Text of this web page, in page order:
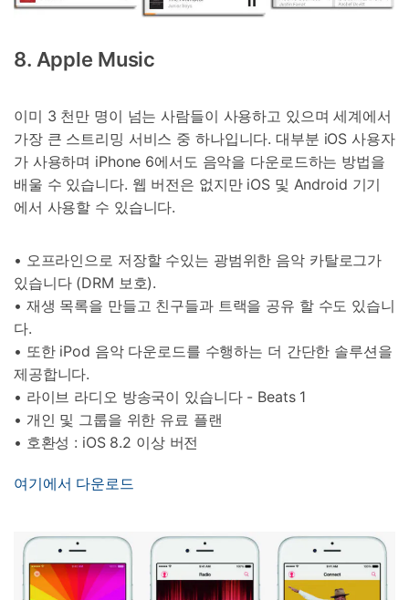
8. Apple Music
이미 3 천만 명이 넘는 사람들이 사용하고 있으며 세계에서
가장 큰 스트리밍 서비스 중 하나입니다. 대부분 iOS 사용자
가 사용하며 iPhone 6에서도 음악을 다운로드하는 방법을
배울 수 있습니다. 웹 버전은 없지만 iOS 및 Android 기기
에서 사용할 수 있습니다.
• 오프라인으로 저장할 수있는 광범위한 음악 카탈로그가
있습니다 (DRM 보호).
• 재생 목록을 만들고 친구들과 트랙을 공유 할 수도 있습니
다.
• 또한 iPod 음악 다운로드를 수행하는 더 간단한 솔루션을
제공합니다.
• 라이브 라디오 방송국이 있습니다 - Beats 1
• 개인 및 그룹을 위한 유료 플랜
• 호환성 : iOS 8.2 이상 버전
여기에서 다운로드
50M+ 사용자, 17년 이상 신뢰
인공 지능,초보자도 손쉽게 사용 가능
휴대폰 잠금 해제,데이터 복구,전송 및 보안 가능
전문가 추천된 사진 및 동영상 복구,카톡 백업 프로